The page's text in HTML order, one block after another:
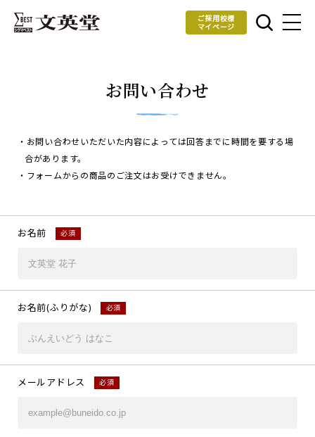
ご採用校様
マイページ
お問い合わせ
・お問い合わせいただいた内容によっては回答までに時間を要する場
合があります。
・フォームからの商品のご注文はお受けできません。
お名前 必須
お名前(ふりがな) 必須
メールアドレス 必須